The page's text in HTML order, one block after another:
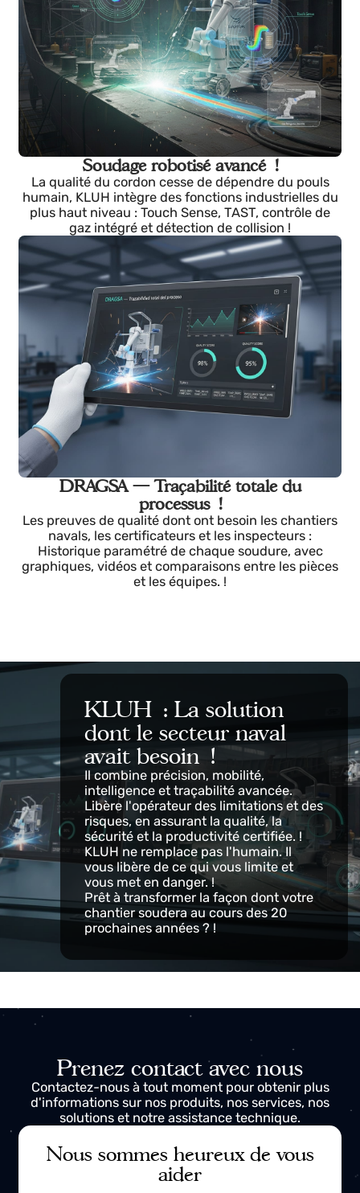
Positionnement autonome dans des
réduits !
KLUH se déplace là où un humain le ferait avec
difficulté grâce à ses roues mécanisées avec
capteurs de proximité et laser, qui permettent des
mouvements doux et millimétriques en évitant les
collisions. !
Soudage robotisé avancé !
La qualité du cordon cesse de dépendre du pouls
humain, KLUH intègre des fonctions industrielles du
plus haut niveau : Touch Sense, TAST, contrôle de
gaz intégré et détection de collision !
DRAGSA — Traçabilité totale du
processus !
Les preuves de qualité dont ont besoin les chantiers
navals, les certificateurs et les inspecteurs :
Historique paramétré de chaque soudure, avec
graphiques, vidéos et comparaisons entre les pièces
et les équipes. !
dont le secteur naval
Il combine précision, mobilité,
intelligence et traçabilité avancée.
Libère l'opérateur des limitations et des
risques, en assurant la qualité, la
KLUH ne remplace pas l'humain. Il
vous libère de ce qui vous limite et
vous met en danger. !